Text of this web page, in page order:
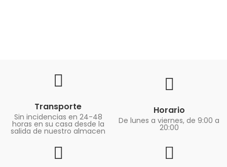
Transporte
Sin incidencias en 24-48
horas en su casa desde la
salida de nuestro almacen
Horario
De lunes a viernes, de 9:00 a
20:00